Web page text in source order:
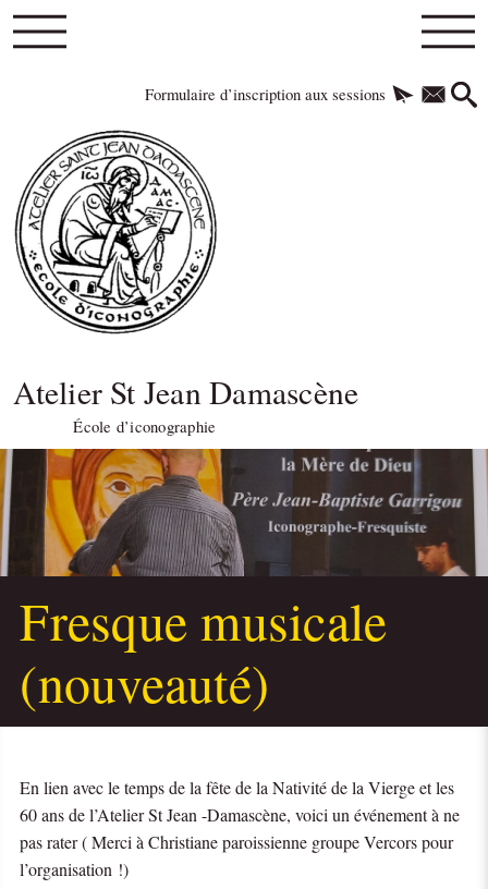
Formulaire d’inscription aux sessions
Atelier St Jean Damascène
École d’iconographie
Fresque musicale
(nouveauté)
En lien avec le temps de la fête de la Nativité de la Vierge et les
60 ans de l’Atelier St Jean -Damascène, voici un événement à ne
pas rater ( Merci à Christiane paroissienne groupe Vercors pour
l’organisation !)